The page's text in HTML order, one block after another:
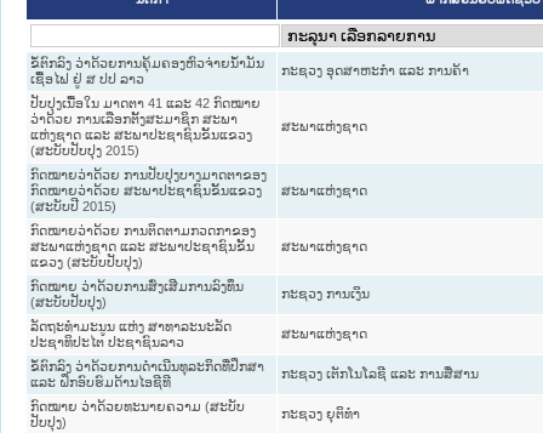
ຂໍ້ຕົກລົງ ວ່າດ້ວຍການຄຸ້ມຄອງຫົວຈ່າຍນ້ຳມັນ
ເຊື້ອໄຟ ຢູ່ ສ ປປ ລາວ
ກະຊວງ ອຸດສາຫະກຳ ແລະ ການຄ້າ
ປັບປຸງເນື້ອໃນ ມາດຕາ 41 ແລະ 42 ກົດໝາຍ
ວ່າດ້ວຍ ການເລືອກຕັ້ງສະມາຊິກ ສະພາ
ແຫ່ງຊາດ ແລະ ສະພາປະຊາຊົນຂັ້ນແຂວງ
(ສະບັບປັບປຸງ 2015)
ສະພາແຫ່ງຊາດ
ກົດໝາຍວ່າດ້ວຍ ການປັບປຸງບາງມາດຕາຂອງ
ກົດໝາຍວ່າດ້ວຍ ສະພາປະຊາຊົນຂັ້ນແຂວງ
(ສະບັບປີ 2015)
ສະພາແຫ່ງຊາດ
ກົດໝາຍວ່າດ້ວຍ ການຕິດຕາມກວດກາຂອງ
ສະພາແຫ່ງຊາດ ແລະ ສະພາປະຊາຊົນຂັ້ນ
ແຂວງ (ສະບັບປັບປຸງ)
ສະພາແຫ່ງຊາດ
ກົດໝາຍ ວ່າດ້ວຍການສົ່ງເສີມການລົງທຶນ
(ສະບັບປັບປຸງ)
ກະຊວງ ການເງິນ
ລັດຖະທຳມະນູນ ແຫ່ງ ສາທາລະນະລັດ
ປະຊາທິປະໄຕ ປະຊາຊົນລາວ
ສະພາແຫ່ງຊາດ
ຂໍ້ຕົກລົງ ວ່າດ້ວຍການດຳເນີນທຸລະກິດທີ່ປຶກສາ
ແລະ ຝຶກອົບຮົມດ້ານໄອຊີທີ
ກະຊວງ ເຕັກໂນໂລຊີ ແລະ ການສື່ສານ
ກົດໝາຍ ວ່າດ້ວຍທະນາຍຄວາມ (ສະບັບ
ປັບປຸງ)
ກະຊວງ ຍຸຕິທໍາ